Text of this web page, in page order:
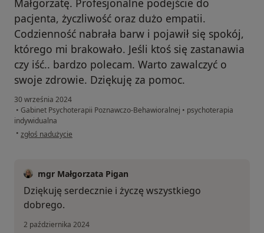
pacjenta, życzliwość oraz dużo empatii.
Codzienność nabrała barw i pojawił się spokój,
którego mi brakowało. Jeśli ktoś się zastanawia
czy iść.. bardzo polecam. Warto zawalczyć o
swoje zdrowie. Dziękuję za pomoc.
30 września 2024
• Gabinet Psychoterapii Poznawczo-Behawioralnej • psychoterapia
indywidualna
• w opinii użytkownika Paulina
zgłoś nadużycie
mgr Małgorzata Pigan
Dziękuję serdecznie i życzę wszystkiego
dobrego.
2 października 2024